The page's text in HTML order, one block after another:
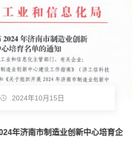
2024年10月15日
年济南市制造业创新中心培育企